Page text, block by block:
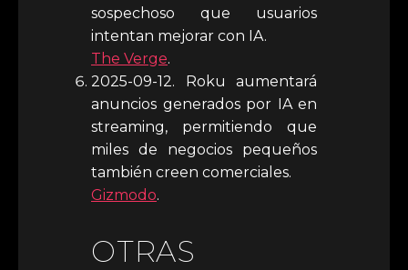
sospechoso que usuarios
intentan mejorar con IA.
The Verge.
2025-09-12. Roku aumentará
anuncios generados por IA en
streaming, permitiendo que
miles de negocios pequeños
también creen comerciales.
Gizmodo.
OTRAS